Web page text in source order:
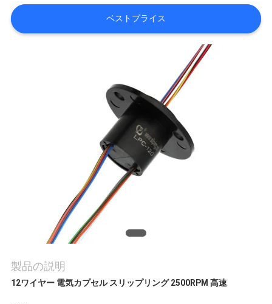
工
場
私
達
ベストプライス
製品の説明
12ワイヤー 電気カプセル スリップリング 2500RPM 高速